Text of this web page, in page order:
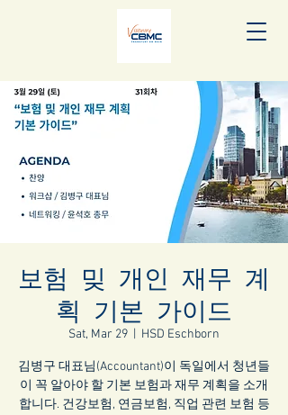
보험 밎 개인 재무 계
획 기본 가이드
Sat, Mar 29 HSD Eschborn
김병구 대표님(Accountant)이 독일에서 청년들
이 꼭 알아야 할 기본 보험과 재무 계획을 소개
합니다. 건강보험, 연금보험, 직업 관련 보험 등